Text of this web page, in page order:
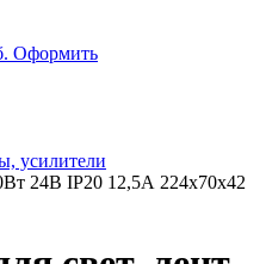
Оформить
усилители
24В IP20 12,5А 224х70х42